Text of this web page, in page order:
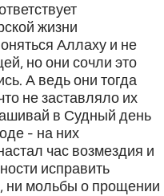
жизни
Аллаху и не
но они сочли это
А ведь они тогда
не заставляло их
в Судный день
- на них
час возмездия и
исправить
ни мольбы о прощении